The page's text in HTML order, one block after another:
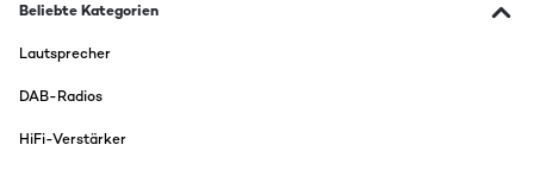
Beliebte Kategorien
Lautsprecher
DAB-Radios
HiFi-Verstärker